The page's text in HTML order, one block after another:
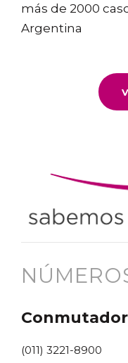
más de 2000
Argentina
(011) 3221-8900